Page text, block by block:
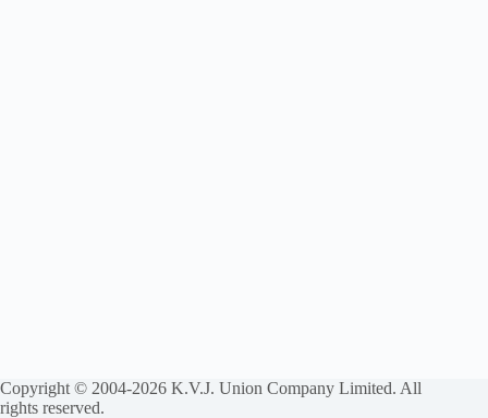
Copyright © 2004-2026 K.V.J. Union Company Limited. All
rights reserved.